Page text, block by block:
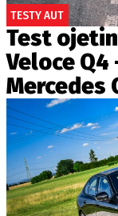
TESTY AUT
Test
Veloce Q4
Mercedes